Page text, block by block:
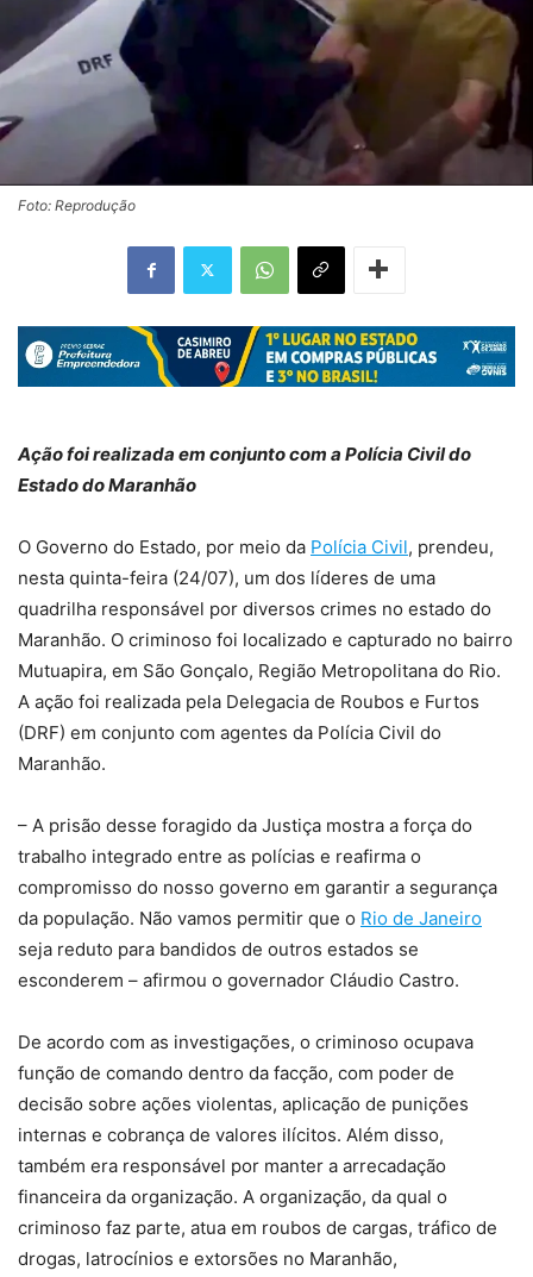
Foto: Reprodução
Ação foi realizada em conjunto com a Polícia Civil do
Estado do Maranhão
O Governo do Estado, por meio da Polícia Civil, prendeu,
nesta quinta-feira (24/07), um dos líderes de uma
quadrilha responsável por diversos crimes no estado do
Maranhão. O criminoso foi localizado e capturado no bairro
Mutuapira, em São Gonçalo, Região Metropolitana do Rio.
A ação foi realizada pela Delegacia de Roubos e Furtos
(DRF) em conjunto com agentes da Polícia Civil do
Maranhão.
– A prisão desse foragido da Justiça mostra a força do
trabalho integrado entre as polícias e reafirma o
compromisso do nosso governo em garantir a segurança
da população. Não vamos permitir que o Rio de Janeiro
seja reduto para bandidos de outros estados se
esconderem – afirmou o governador Cláudio Castro.
De acordo com as investigações, o criminoso ocupava
função de comando dentro da facção, com poder de
decisão sobre ações violentas, aplicação de punições
internas e cobrança de valores ilícitos. Além disso,
também era responsável por manter a arrecadação
financeira da organização. A organização, da qual o
criminoso faz parte, atua em roubos de cargas, tráfico de
drogas, latrocínios e extorsões no Maranhão,